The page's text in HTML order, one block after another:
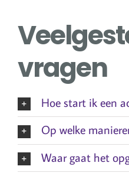
vragen
Hoe start ik een
Op welke
Waar gaat het